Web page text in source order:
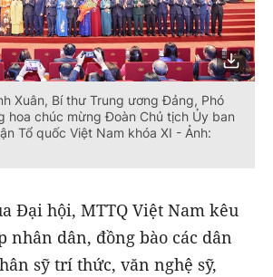
Xuân, Bí thư Trung ương Đảng, Phó
hoa chúc mừng Đoàn Chủ tịch Ủy ban
Tổ quốc Việt Nam khóa XI - Ảnh:
Đại hội, MTTQ Việt Nam kêu
nhân dân, đồng bào các dân
sỹ trí thức, văn nghệ sỹ,